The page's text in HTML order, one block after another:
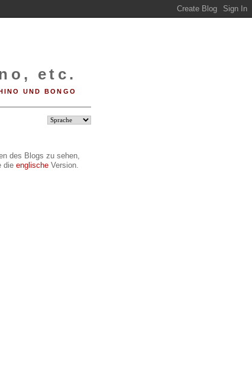
etc.
UND BONGO
des Blogs zu sehen,
die englische Version.